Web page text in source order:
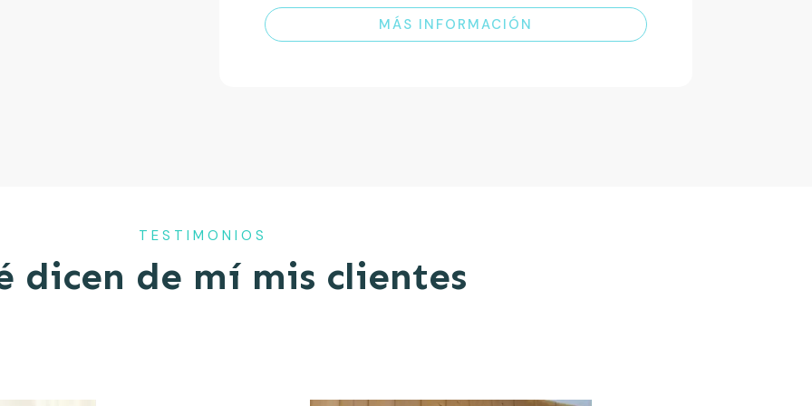
MÁS INFORMACIÓN
TESTIMONIOS
dicen de mí mis clientes